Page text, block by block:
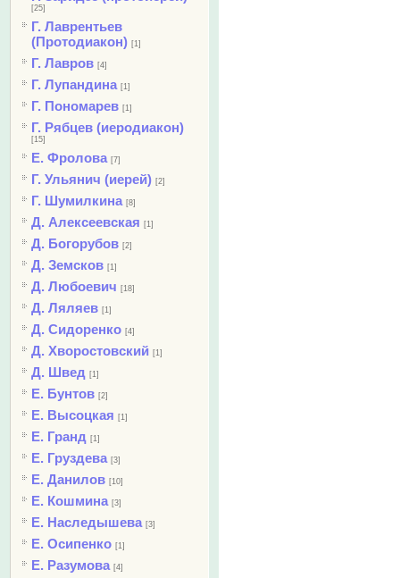
[25]
Г. Лаврентьев
(Протодиакон) [1]
Г. Лавров [4]
Г. Лупандина [1]
Г. Пономарев [1]
Г. Рябцев (иеродиакон)
[15]
Е. Фролова [7]
Г. Ульянич (иерей) [2]
Г. Шумилкина [8]
Д. Алексеевская [1]
Д. Богорубов [2]
Д. Земсков [1]
Д. Любоевич [18]
Д. Ляляев [1]
Д. Сидоренко [4]
Д. Хворостовский [1]
Д. Швед [1]
Е. Бунтов [2]
Е. Высоцкая [1]
Е. Гранд [1]
Е. Груздева [3]
Е. Данилов [10]
Е. Кошмина [3]
Е. Наследышева [3]
Е. Осипенко [1]
Е. Разумова [4]